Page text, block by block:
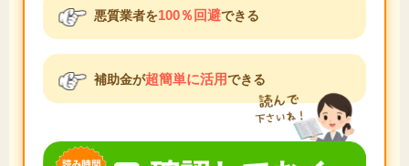
悪質業者を100％回避できる
補助金が超簡単に活用できる